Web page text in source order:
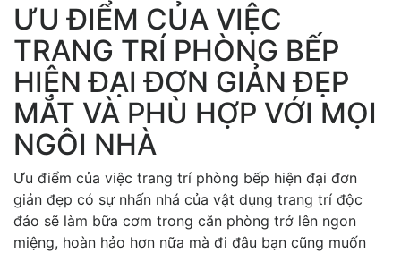
ƯU ĐIỂM CỦA VIỆC
TRANG TRÍ PHÒNG BẾP
HIỆN ĐẠI ĐƠN GIẢN ĐẸP
MẮT VÀ PHÙ HỢP VỚI MỌI
NGÔI NHÀ
Ưu điểm của việc trang trí phòng bếp hiện đại đơn
giản đẹp có sự nhấn nhá của vật dụng trang trí độc
đáo sẽ làm bữa cơm trong căn phòng trở lên ngon
miệng, hoàn hảo hơn nữa mà đi đâu bạn cũng muốn